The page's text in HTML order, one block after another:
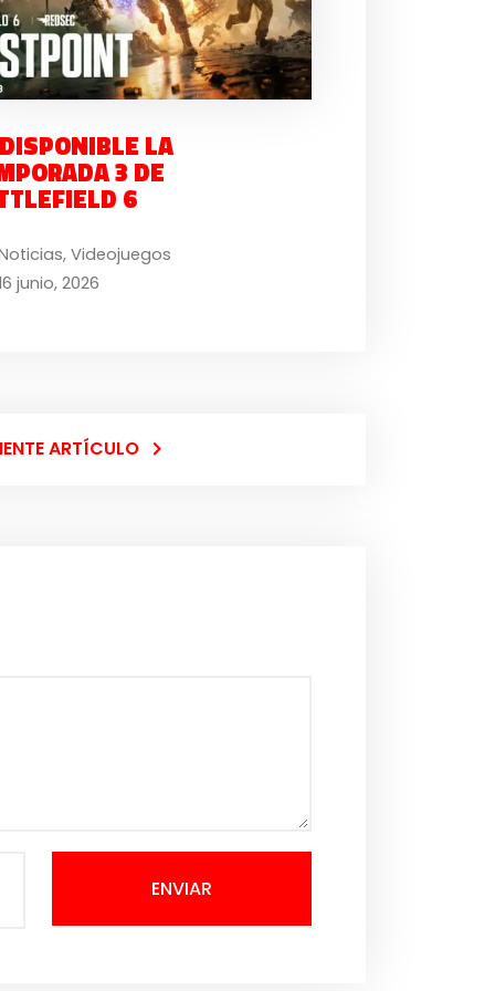
LA
3 DE
6
,Videojuegos
junio, 2026
ARTÍCULO
ENVIAR